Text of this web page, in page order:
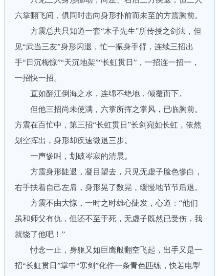
六掌翻飞间，俱同时击向身形扑前而未至的方震胸前。
方震总共只知道一套“木子先生”所传授之剑法，但
见“武当三友”身形闪退，忙一振身手臂，连续三招出
手“日沉梅惊”“天沉地架”“长虹贯日”，一招连一招一，
一招快一招。
直如翻江倒海之水，连绵不绝地，倾覆而下。
但他三招尚未使满，六掌所挥之掌风，已临胸前。
方震在百忙中，第三招“长虹贯日”长剑宛如长虹，依然
划空挥出，身形却疾速微退三步。
一声惨叫，划破岑寂的清晨。
方震身形陡退，凝目望去，只见无虚子脸色惨白，
右手扶着自己左肩，身形晃了数晃，缓慢地节节后退。
方震不由大惊，一时之时雄心陡发，心道：“他们
虽和师父有仇，但还不至于死，无虚子既然已受伤，我
就饶了他吧！”
忖念一止，身躯又如巨鹰般翻空飞起，出手又是一
招“长虹贯日”掌中“寒剑”化作一条青色匹练，快若电掣